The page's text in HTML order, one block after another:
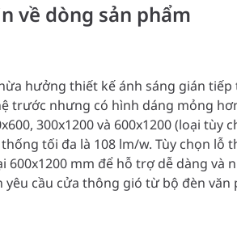
về dòng sản phẩm
hưởng thiết kế ánh sáng gián tiếp
trước nhưng có hình dáng mỏng
300x1200 và 600x1200 (loại tùy
tối đa là 108 lm/w. Tùy chọn lỗ
600x1200 mm để hỗ trợ dễ dàng và
yêu cầu cửa thông gió từ bộ đèn văn